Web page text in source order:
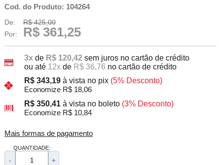
Cod. do Produto: 104264
De:
R$ 425,00
Por:
R$ 361,25
3xde R$ 120,42 sem juros no cartão de crédito
ou até 12xde R$ 36,76 no cartão de crédito
R$ 343,19 à vista no pix (5% Desconto)
Economize R$ 18,06
R$ 350,41 à vista no boleto (3% Desconto)
Economize R$ 10,84
Mais formas de pagamento
QUANTIDADE:
- +